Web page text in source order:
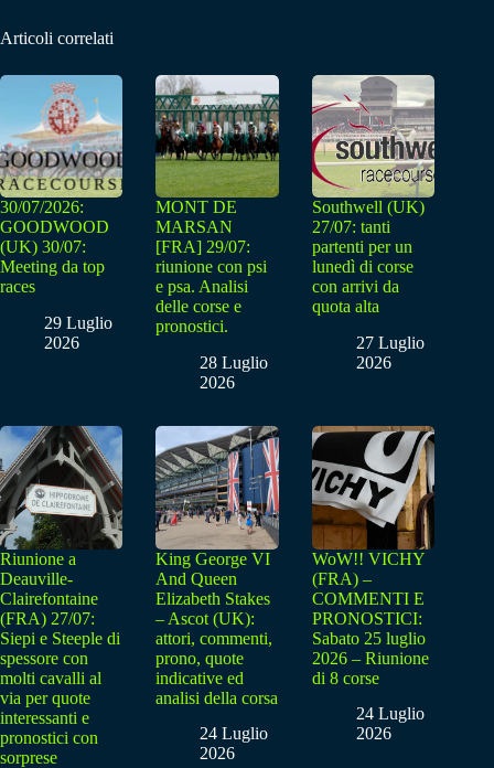
Articoli correlati
30/07/2026:
GOODWOOD
(UK) 30/07:
Meeting da top
races
29 Luglio
2026
MONT DE
MARSAN
[FRA] 29/07:
riunione con psi
e psa. Analisi
delle corse e
pronostici.
28 Luglio
2026
Southwell (UK)
27/07: tanti
partenti per un
lunedì di corse
con arrivi da
quota alta
27 Luglio
2026
Riunione a
Deauville-
Clairefontaine
(FRA) 27/07:
Siepi e Steeple di
spessore con
molti cavalli al
via per quote
interessanti e
pronostici con
sorprese
King George VI
And Queen
Elizabeth Stakes
– Ascot (UK):
attori, commenti,
prono, quote
indicative ed
analisi della corsa
24 Luglio
2026
WoW!! VICHY
(FRA) –
COMMENTI E
PRONOSTICI:
Sabato 25 luglio
2026 – Riunione
di 8 corse
24 Luglio
2026